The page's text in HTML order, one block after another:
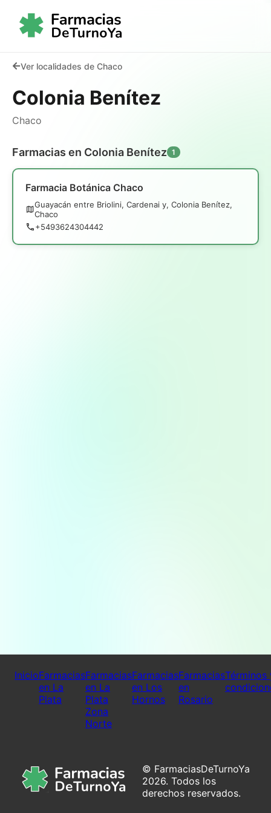
Ver localidades de Chaco
Colonia Benítez
Chaco
Farmacias en Colonia Benítez 1
Farmacia Botánica Chaco
Guayacán entre Briolini, Cardenai y, Colonia Benítez,
Chaco
+5493624304442
InicioFarmacias
en La
Plata
Farmacias
en La
Plata
Zona
Norte
Farmacias
en Los
Hornos
Farmacias
en
Rosario
Términos
© FarmaciasDeTurnoYa
2026. Todos los
derechos reservados.